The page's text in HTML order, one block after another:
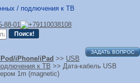
ЗАДАТЬ ВОПРОС
iPhone/iPad >> USB
к ТВ >> Дата-кабель USB
1m (magnetic)